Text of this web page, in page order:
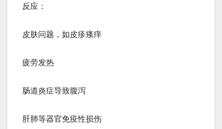
反应：
皮肤问题，如皮疹瘙痒
疲劳发热
肠道炎症导致腹泻
肝肺等器官免疫性损伤